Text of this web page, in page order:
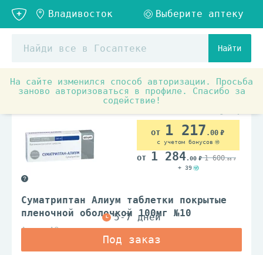
Найти
На сайте изменился способ авторизации. Просьба
заново авторизоваться в профиле. Спасибо за
содействие!
Аптечные товары Препараты от спазма и боли
Суматриптан Алиум таблетки покрытые
пленочной оболочкой 100мг №10
Алиум АО
1 217 .00
с учетом бонусов
1 284.00 1 600.00
+ 39